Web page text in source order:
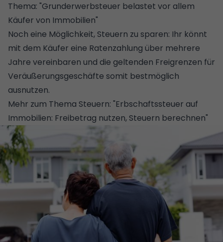
Thema: "Grunderwerbsteuer belastet vor allem
Käufer von Immobilien"
Noch eine Möglichkeit, Steuern zu sparen: Ihr könnt
mit dem Käufer eine Ratenzahlung über mehrere
Jahre vereinbaren und die geltenden Freigrenzen für
Veräußerungsgeschäfte somit bestmöglich
ausnutzen.
Mehr zum Thema Steuern: "Erbschaftssteuer auf
Immobilien: Freibetrag nutzen, Steuern berechnen"